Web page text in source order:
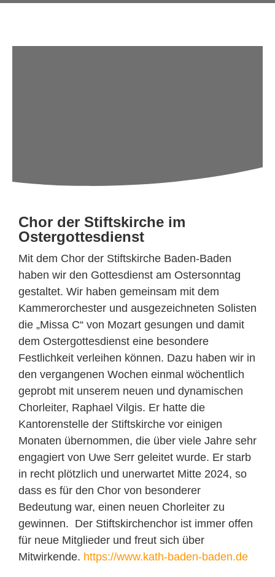
Chor der Stiftskirche im
Ostergottesdienst
Mit dem Chor der Stiftskirche Baden-Baden
haben wir den Gottesdienst am Ostersonntag
gestaltet. Wir haben gemeinsam mit dem
Kammerorchester und ausgezeichneten Solisten
die „Missa C“ von Mozart gesungen und damit
dem Ostergottesdienst eine besondere
Festlichkeit verleihen können. Dazu haben wir in
den vergangenen Wochen einmal wöchentlich
geprobt mit unserem neuen und dynamischen
Chorleiter, Raphael Vilgis. Er hatte die
Kantorenstelle der Stiftskirche vor einigen
Monaten übernommen, die über viele Jahre sehr
engagiert von Uwe Serr geleitet wurde. Er starb
in recht plötzlich und unerwartet Mitte 2024, so
dass es für den Chor von besonderer
Bedeutung war, einen neuen Chorleiter zu
gewinnen. Der Stiftskirchenchor ist immer offen
für neue Mitglieder und freut sich über
Mitwirkende. https://www.kath-baden-baden.de